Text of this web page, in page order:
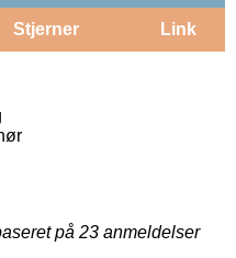
Stjerner Link
på 23 anmeldelser